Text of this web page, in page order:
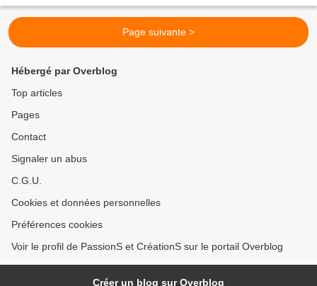
Page suivante >
Hébergé par Overblog
Top articles
Pages
Contact
Signaler un abus
C.G.U.
Cookies et données personnelles
Préférences cookies
Voir le profil de PassionS et CréationS sur le portail Overblog
Créer un blog sur Overblog